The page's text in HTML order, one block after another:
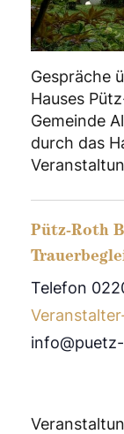
Gespräche
Hauses
Gemeinde
durch das
Pütz-Roth
Telefon